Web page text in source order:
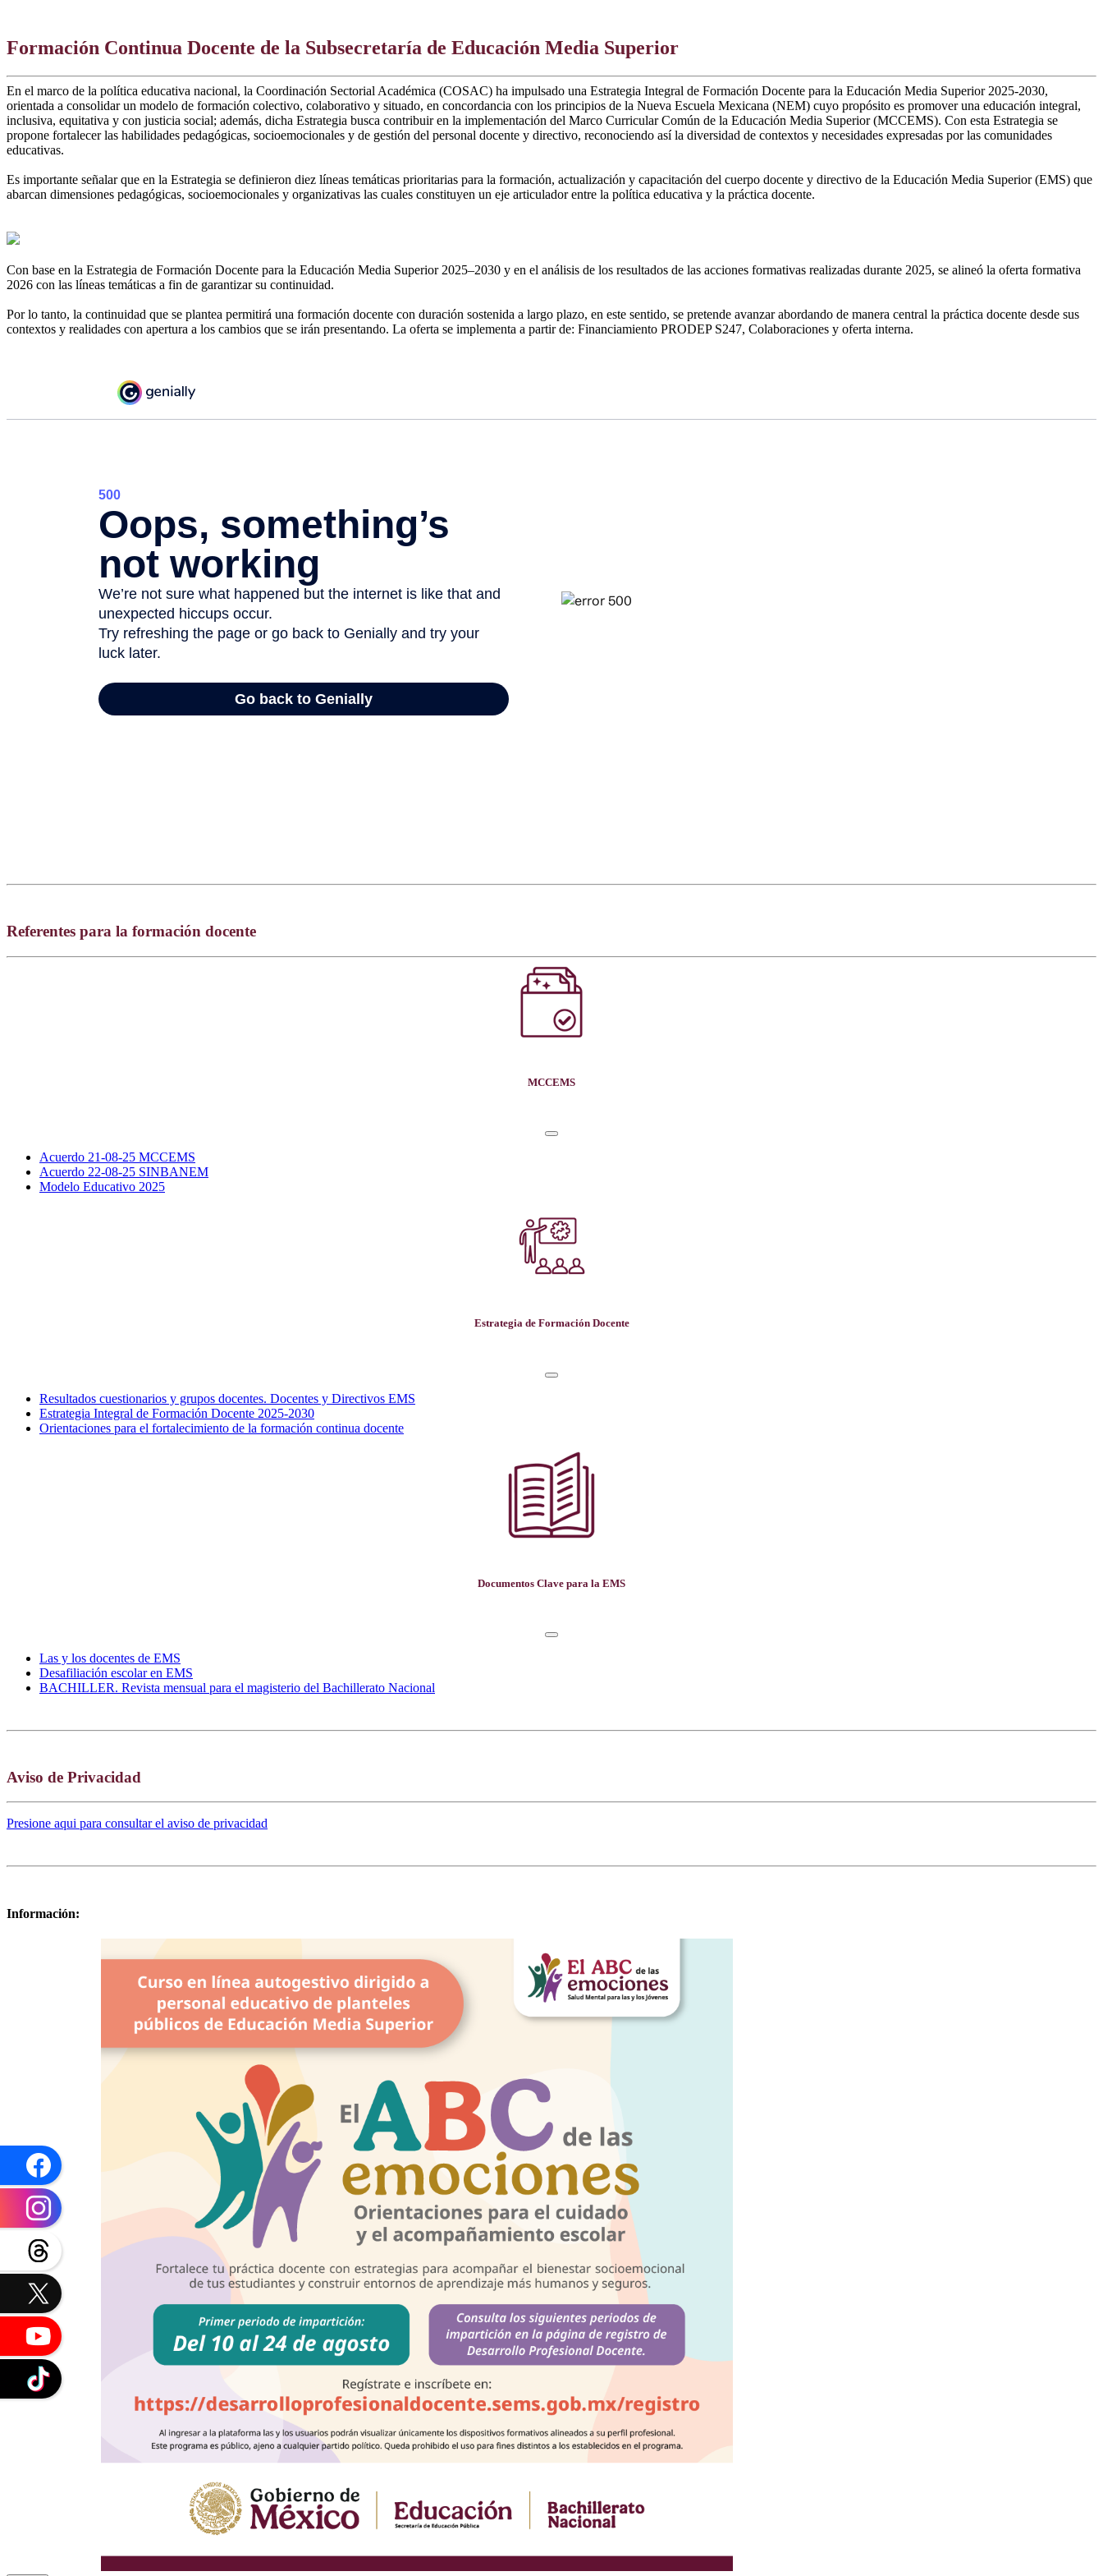
Formación Continua Docente de la Subsecretaría de Educación Media Superior
En el marco de la política educativa nacional, la Coordinación Sectorial Académica (COSAC) ha impulsado una Estrategia Integral de Formación Docente para la Educación Media Superior 2025-2030,
orientada a consolidar un modelo de formación colectivo, colaborativo y situado, en concordancia con los principios de la Nueva Escuela Mexicana (NEM) cuyo propósito es promover una educación integral,
inclusiva, equitativa y con justicia social; además, dicha Estrategia busca contribuir en la implementación del Marco Curricular Común de la Educación Media Superior (MCCEMS). Con esta Estrategia se
propone fortalecer las habilidades pedagógicas, socioemocionales y de gestión del personal docente y directivo, reconociendo así la diversidad de contextos y necesidades expresadas por las comunidades
educativas.
Es importante señalar que en la Estrategia se definieron diez líneas temáticas prioritarias para la formación, actualización y capacitación del cuerpo docente y directivo de la Educación Media Superior (EMS) que
abarcan dimensiones pedagógicas, socioemocionales y organizativas las cuales constituyen un eje articulador entre la política educativa y la práctica docente.
Con base en la Estrategia de Formación Docente para la Educación Media Superior 2025–2030 y en el análisis de los resultados de las acciones formativas realizadas durante 2025, se alineó la oferta formativa
2026 con las líneas temáticas a fin de garantizar su continuidad.
Por lo tanto, la continuidad que se plantea permitirá una formación docente con duración sostenida a largo plazo, en este sentido, se pretende avanzar abordando de manera central la práctica docente desde sus
contextos y realidades con apertura a los cambios que se irán presentando. La oferta se implementa a partir de: Financiamiento PRODEP S247, Colaboraciones y oferta interna.
Referentes para la formación docente
MCCEMS
Acuerdo 21-08-25 MCCEMS
Acuerdo 22-08-25 SINBANEM
Modelo Educativo 2025
Estrategia de Formación Docente
Resultados cuestionarios y grupos docentes. Docentes y Directivos EMS
Estrategia Integral de Formación Docente 2025-2030
Orientaciones para el fortalecimiento de la formación continua docente
Documentos Clave para la EMS
Las y los docentes de EMS
Desafiliación escolar en EMS
BACHILLER. Revista mensual para el magisterio del Bachillerato Nacional
Aviso de Privacidad
Presione aqui para consultar el aviso de privacidad
Información: